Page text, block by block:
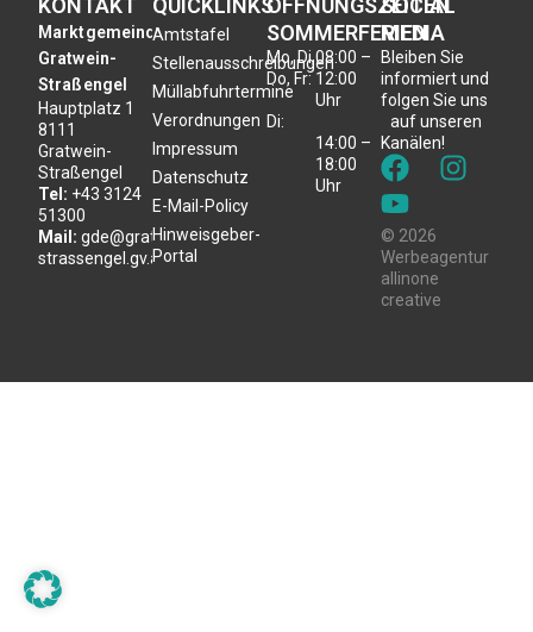
KONTAKT
Marktgemeinde
Gratwein-
Straßengel
Hauptplatz 1
8111
Gratwein-
Straßengel
Tel: +43 3124
51300
Mail: gde@gratwein-
strassengel.gv.at
QUICKLINKS
Amtstafel
Stellenausschreibungen
Müllabfuhrtermine
Verordnungen
Impressum
Datenschutz
E-Mail-Policy
Hinweisgeber-
Portal
ÖFFNUNGSZEITEN
SOMMERFERIEN
Mo, Di,
Do, Fr:
Di:
08:00 –
12:00
Uhr
14:00 –
18:00
Uhr
SOCIAL
MEDIA
Bleiben Sie
informiert und
folgen Sie uns
auf unseren
Kanälen!
© 2026
Werbeagentur
allinone
creative